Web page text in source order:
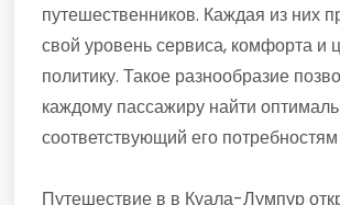
путешественников. Каждая из них
свой уровень сервиса, комфорта и
политику. Такое разнообразие
каждому пассажиру найти
соответствующий его
Путешествие в в Куала-Лумпур